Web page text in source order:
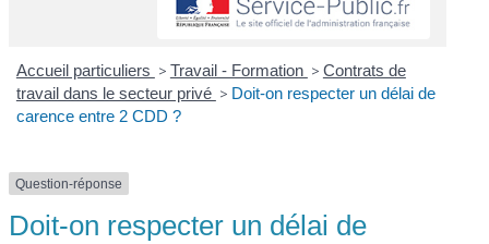
Accueil particuliers > Travail - Formation > Contrats de
travail dans le secteur privé > Doit-on respecter un délai de
carence entre 2 CDD ?
Question-réponse
Doit-on respecter un délai de